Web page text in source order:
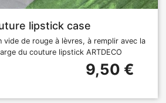
lipstick case
vide de rouge à lèvres, à remplir avec la
du couture lipstick ARTDECO
9,50 €